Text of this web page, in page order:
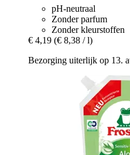
pH-neutraal
Zonder parfum
Zonder kleurstoffen
€ 4,19 (€ 8,38 / l)
Bezorging uiterlijk op 13.